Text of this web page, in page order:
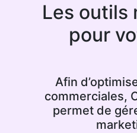
Les outils
pour
Afin
commerciales,
permet de